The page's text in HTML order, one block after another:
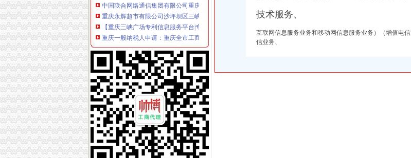
重庆永辉超市有限公司沙坪坝区三峡广场嘉茂分公司联系方式_信用报
【重庆三峡广场专利信息服务平台|专利注册|公司专利申请注册】-重庆
重庆一般纳税人申请：重庆全市工商注册、营业执照、记帐报税等服务
中国联合网络通信集团有限公司重庆市分公司联通网苑沙坪坝三峡广场
重庆有线电视网络有限公司三峡广场营业厅
【重庆苏宁云商销售有限公司沙坪坝三峡广场店工商信息】-阿土伯工
中国联合网络通信有限公司重庆市沙坪坝区分公司三峡广场营业厅联系
【58同城】重庆沙坪坝三峡广场办公室搬迁_三峡广场公司搬家
四川西南铁路国际旅行总社沙坪坝三峡广场火车票代售处_【信用信息_
重庆市沙坪坝区三峡广场商圈管理委员会公共设施管理服务中心_【电
【三峡这个品牌怎么样】_三峡旗舰店_三峡价格_三峡图片,厂家
【58同城】重庆渝北新牌坊工商注册_公司注册代理_代办注册公司价格
太平洋寿险重庆分公司沙坪坝支公司三峡广场营业部2017招聘信息_电
【中国工商银行股份有限公司重庆三峡广场支行工商信息】-阿土伯工
阿里巴巴重庆分公司联系方式-搜问问
技术服务、
互联网信息服务业务和移动网信息服务业务）（增值电
信业务、